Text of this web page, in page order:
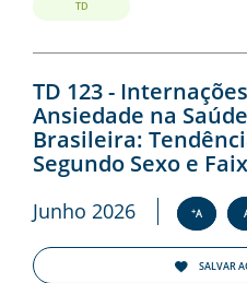
TD
TD 123 -
Ansiedade na
Brasileira:
Segundo Sexo e
Junho 2026 +A
SALVAR